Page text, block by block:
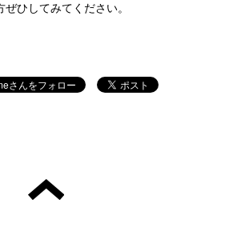
ひしてみてください。